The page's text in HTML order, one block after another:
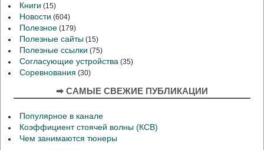
Книги (15)
Новости (604)
Полезное (179)
Полезные сайты (15)
Полезные ссылки (75)
Согласующие устройства (35)
Соревнования (30)
➡ САМЫЕ СВЕЖИЕ ПУБЛИКАЦИИ
Популярное в канале
Коэффициент стоячей волны (КСВ)
Чем занимаются тюнеры